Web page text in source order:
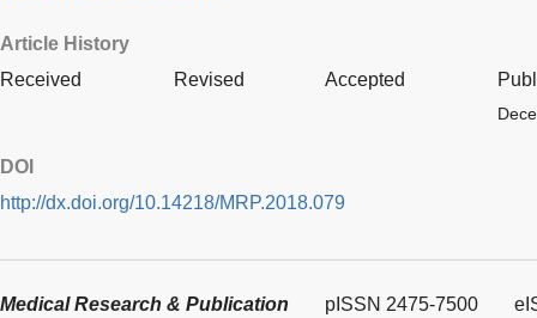
Article History
Received
Revised Accepted
DOI
http://dx.doi.org/10.14218/MRP.2018.079
Medical Research & Publication pISSN 2475-7500